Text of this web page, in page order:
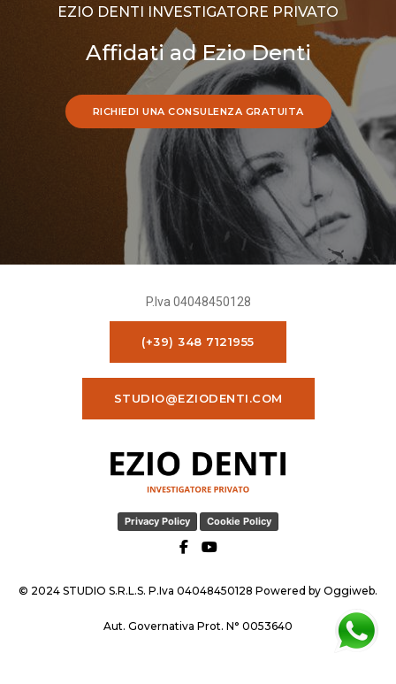
EZIO DENTI INVESTIGATORE PRIVATO
Affidati ad Ezio Denti
RICHIEDI UNA CONSULENZA GRATUITA
P.Iva 04048450128
(+39) 348 7121955
STUDIO@EZIODENTI.COM
Privacy Policy Cookie Policy
© 2024 STUDIO S.R.L.S. P.Iva 04048450128 Powered by Oggiweb.
Aut. Governativa Prot. N° 0053640